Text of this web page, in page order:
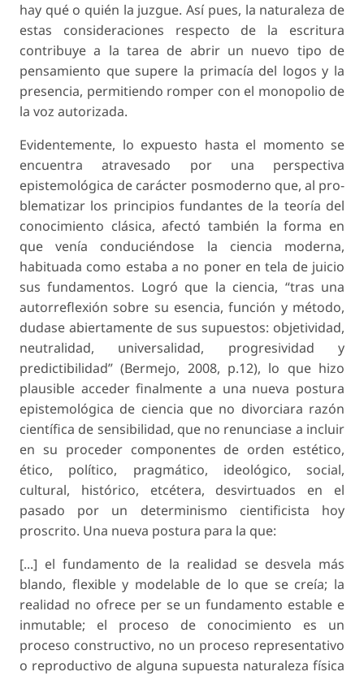
hay qué o quién la juzgue. Así pues, la naturaleza de
estas consideraciones respecto de la escritura
contribuye a la tarea de abrir un nuevo tipo de
pensamiento que supere la primacía del logos y la
presencia, permitiendo romper con el monopolio de
la voz autorizada.
Evidentemente, lo expuesto hasta el momento se
encuentra atravesado por una perspectiva
epistemológica de carácter posmoderno que, al pro-
blematizar los principios fundantes de la teoría del
conocimiento clásica, afectó también la forma en
que venía conduciéndose la ciencia moderna,
habituada como estaba a no poner en tela de juicio
sus fundamentos. Logró que la ciencia, “tras una
autorreflexión sobre su esencia, función y método,
dudase abiertamente de sus supuestos: objetividad,
neutralidad, universalidad, progresividad y
predictibilidad” (Bermejo, 2008, p.12), lo que hizo
plausible acceder finalmente a una nueva postura
epistemológica de ciencia que no divorciara razón
científica de sensibilidad, que no renunciase a incluir
en su proceder componentes de orden estético,
ético, político, pragmático, ideológico, social,
cultural, histórico, etcétera, desvirtuados en el
pasado por un determinismo cientificista hoy
proscrito. Una nueva postura para la que:
[...] el fundamento de la realidad se desvela más
blando, flexible y modelable de lo que se creía; la
realidad no ofrece per se un fundamento estable e
inmutable; el proceso de conocimiento es un
proceso constructivo, no un proceso representativo
o reproductivo de alguna supuesta naturaleza física